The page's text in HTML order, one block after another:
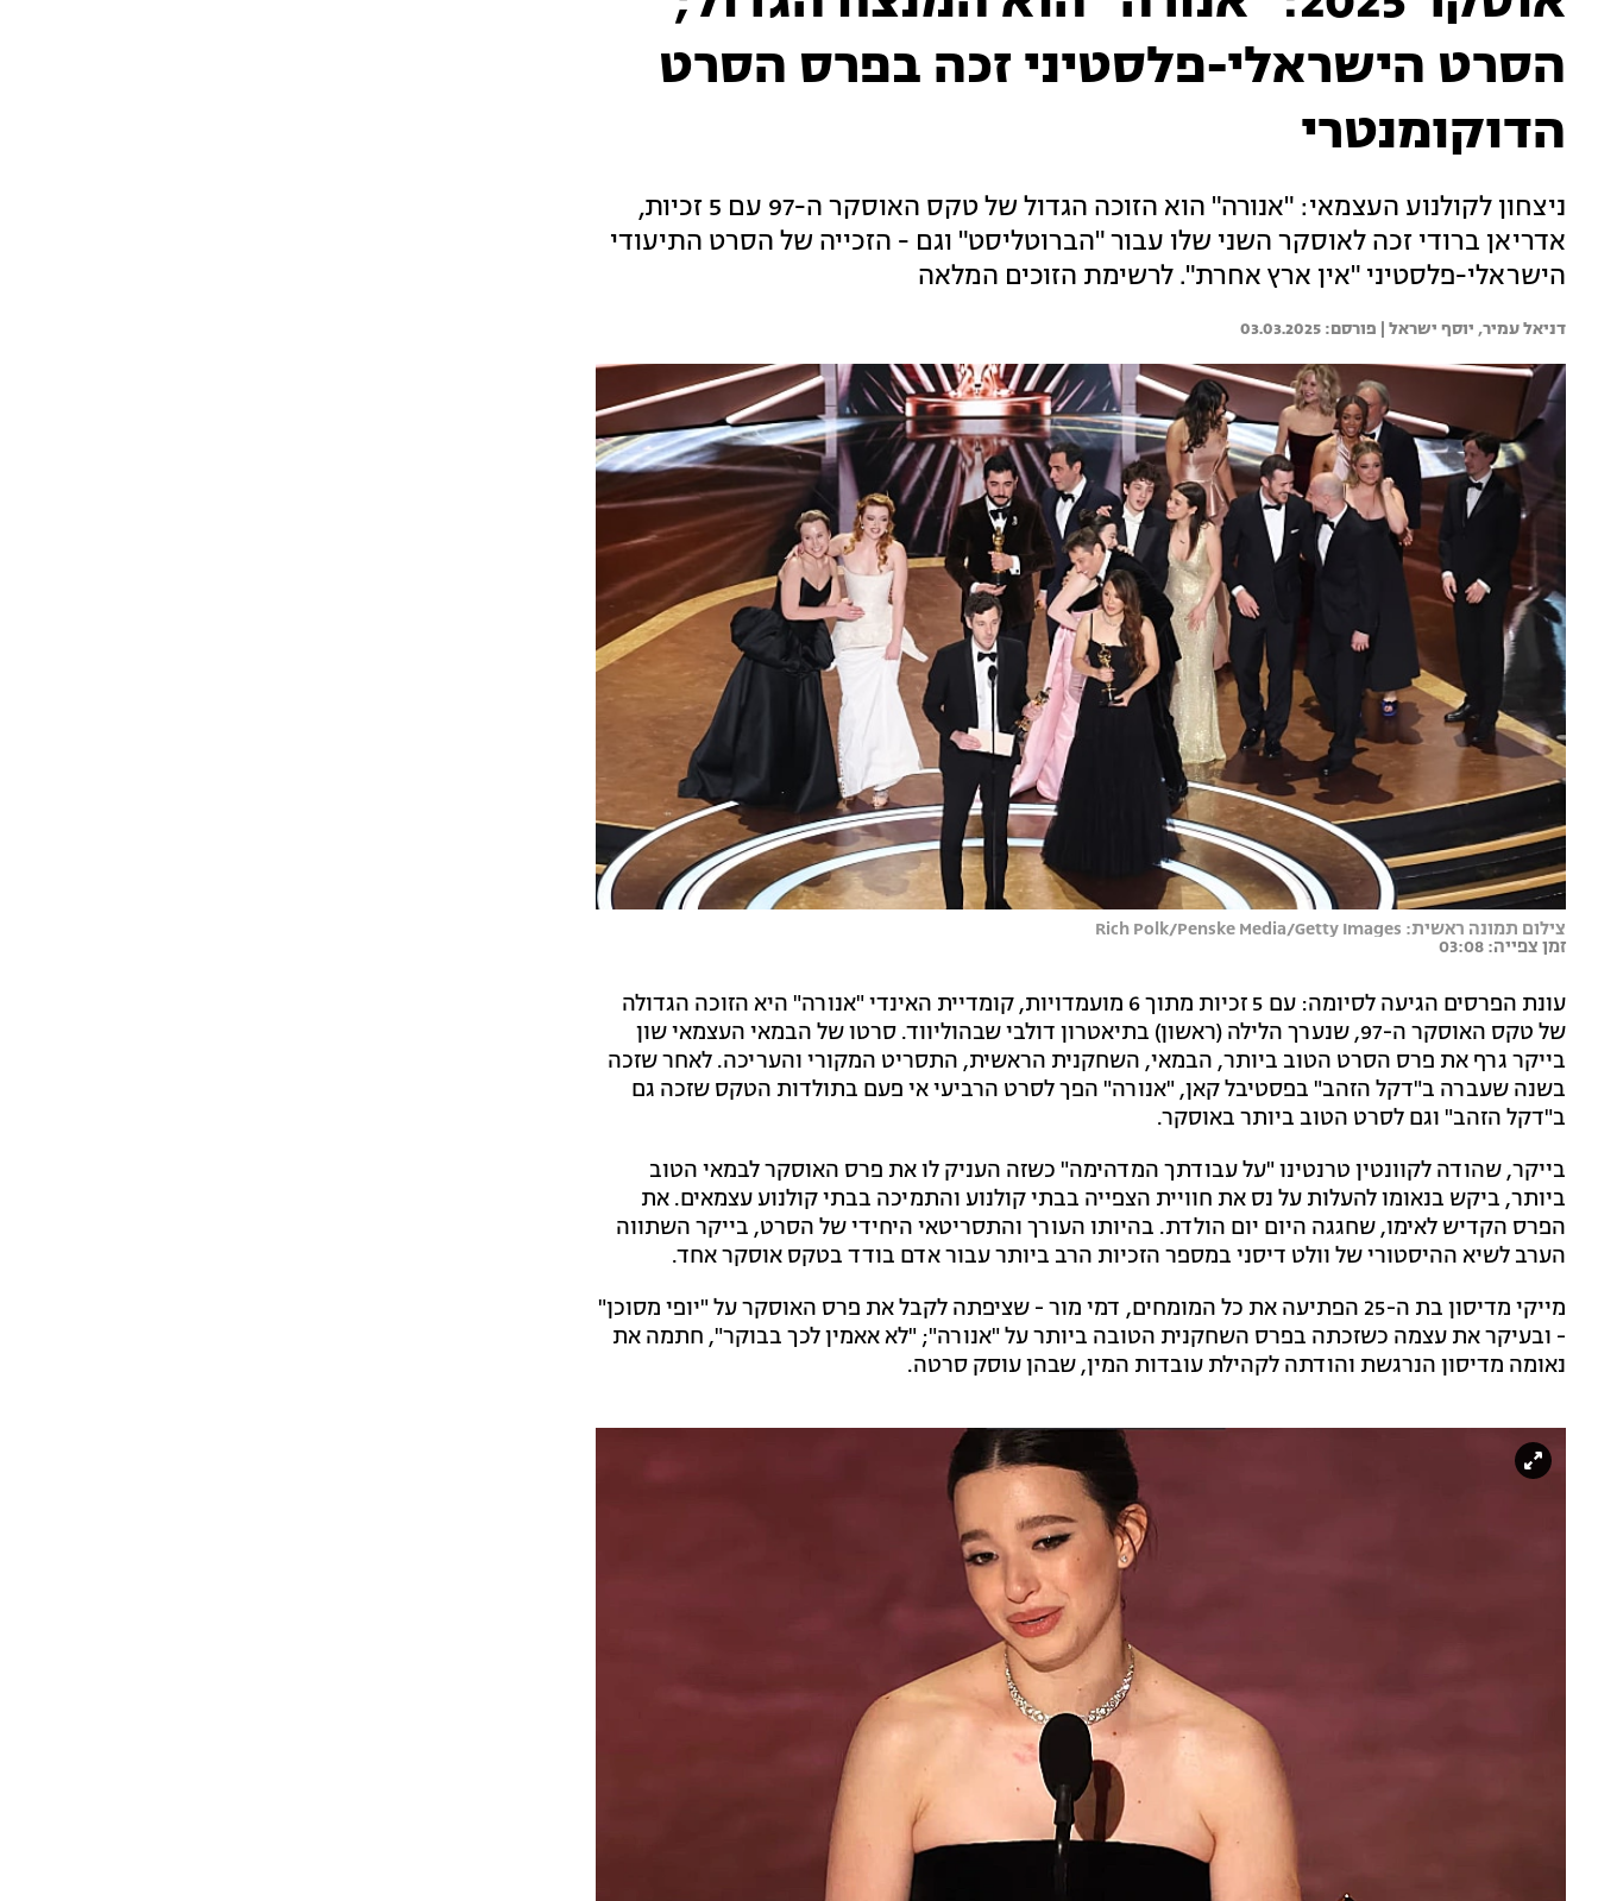
הסרט הישראלי-פלסטיני זכה בפרס הסרט
הדוקומנטרי
ניצחון לקולנוע העצמאי: "אנורה" הוא הזוכה הגדול של טקס האוסקר ה-97 עם 5 זכיות,
אדריאן ברודי זכה לאוסקר השני שלו עבור "הברוטליסט" וגם - הזכייה של הסרט התיעודי
הישראלי-פלסטיני "אין ארץ אחרת". לרשימת הזוכים המלאה
דניאל עמיר, יוסף ישראל | 03.03.2025
צילום תמונה ראשית: Rich Polk/Penske Media/Getty Images
זמן צפייה: 03:08
עונת הפרסים הגיעה לסיומה: עם 5 זכיות מתוך 6 מועמדויות, קומדיית האינדי "אנורה" היא הזוכה הגדולה
של טקס האוסקר ה-97, שנערך הלילה (ראשון) בתיאטרון דולבי שבהוליווד. סרטו של הבמאי העצמאי שון
בייקר גרף את פרס הסרט הטוב ביותר, הבמאי, השחקנית הראשית, התסריט המקורי והעריכה. לאחר שזכה
בשנה שעברה ב"דקל הזהב" בפסטיבל קאן, "אנורה" הפך לסרט הרביעי אי פעם בתולדות הטקס שזכה גם
ב"דקל הזהב" וגם לסרט הטוב ביותר באוסקר.
בייקר, שהודה לקוונטין טרנטינו "על עבודתך המדהימה" כשזה העניק לו את פרס האוסקר לבמאי הטוב
ביותר, ביקש בנאומו להעלות על נס את חוויית הצפייה בבתי קולנוע והתמיכה בבתי קולנוע עצמאים. את
הפרס הקדיש לאימו, שחגגה היום יום הולדת. בהיותו העורך והתסריטאי היחידי של הסרט, בייקר השתווה
הערב לשיא ההיסטורי של וולט דיסני במספר הזכיות הרב ביותר עבור אדם בודד בטקס אוסקר אחד.
מייקי מדיסון בת ה-25 הפתיעה את כל המומחים, דמי מור - שציפתה לקבל את פרס האוסקר על "יופי מסוכן"
- ובעיקר את עצמה כשזכתה בפרס השחקנית הטובה ביותר על "אנורה"; "לא אאמין לכך בבוקר", חתמה את
נאומה מדיסון הנרגשת והודתה לקהילת עובדות המין, שבהן עוסק סרטה.